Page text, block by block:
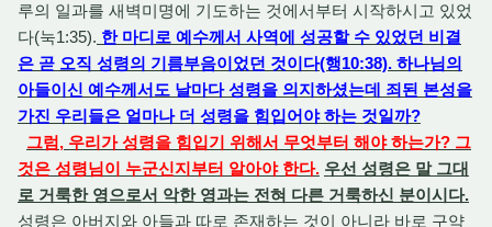
루의 일과를 새벽미명에 기도하는 것에서부터 시작하시고 있었
다(눅1:35). 한 마디로 예수께서 사역에 성공할 수 있었던 비결
은 곧 오직 성령의 기름부음이었던 것이다(행10:38). 하나님의
아들이신 예수께서도 날마다 성령을 의지하셨는데 죄된 본성을
가진 우리들은 얼마나 더 성령을 힘입어야 하는 것일까?
그럼, 우리가 성령을 힘입기 위해서 무엇부터 해야 하는가? 그
것은 성령님이 누군신지부터 알아야 한다. 우선 성령은 말 그대
로 거룩한 영으로서 악한 영과는 전혀 다른 거룩하신 분이시다.
성령은 아버지와 아들과 따로 존재하는 것이 아니라 바로 구약